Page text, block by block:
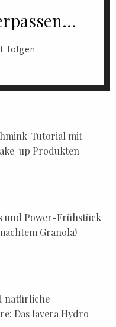
folgen
Tutorial mit
up Produkten
und Power-Frühstück
Granola!
natürliche
Das lavera Hydro